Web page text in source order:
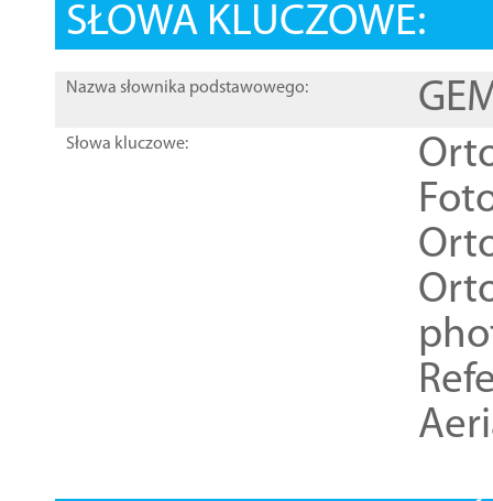
SŁOWA KLUCZOWE:
Nazwa słownika podstawowego:
Słowa kluczowe: